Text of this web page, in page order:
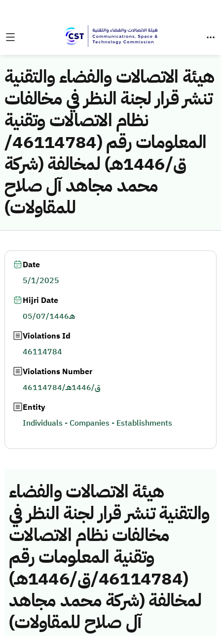
هيئة الاتصالات والفضاء والتقنية
تنشر قرار لجنة النظر في مخالفات
نظام الاتصالات وتقنية
المعلومات رقم (46114784/
ق/1446هـ) لمخالفة (شركة
محمد مجاهد آل صلاح
للمقاولات)
هيئة الاتصالات والفضاء
والتقنية تنشر قرار لجنة النظر في
مخالفات نظام الاتصالات
وتقنية المعلومات رقم
(46114784/ق/1446هـ)
لمخالفة (شركة محمد مجاهد
آل صلاح للمقاولات)
Date
5/1/2025
Hijri Date
05/07/1446هـ
Violations Id
46114784
Violations Number
46114784/ق/1446هـ
Entity
Individuals - Companies - Establishments